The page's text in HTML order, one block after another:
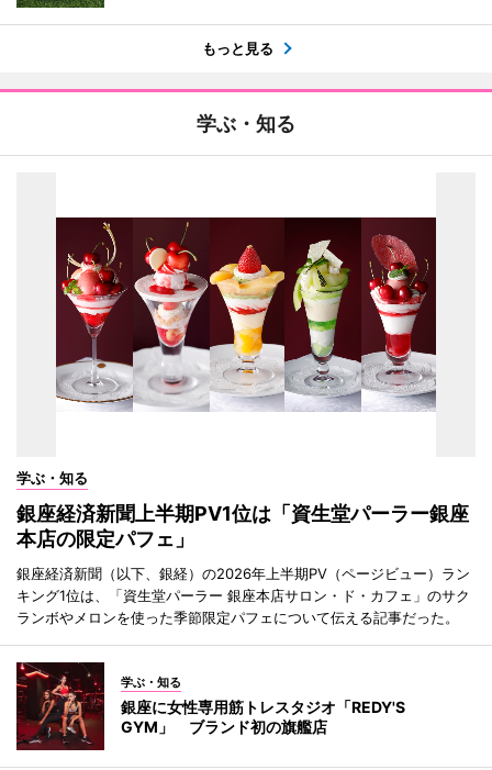
もっと見る
学ぶ・知る
学ぶ・知る
銀座経済新聞上半期PV1位は「資生堂パーラー銀座
本店の限定パフェ」
銀座経済新聞（以下、銀経）の2026年上半期PV（ページビュー）ラン
キング1位は、「資生堂パーラー 銀座本店サロン・ド・カフェ」のサク
ランボやメロンを使った季節限定パフェについて伝える記事だった。
学ぶ・知る
銀座に女性専用筋トレスタジオ「REDY'S
GYM」 ブランド初の旗艦店